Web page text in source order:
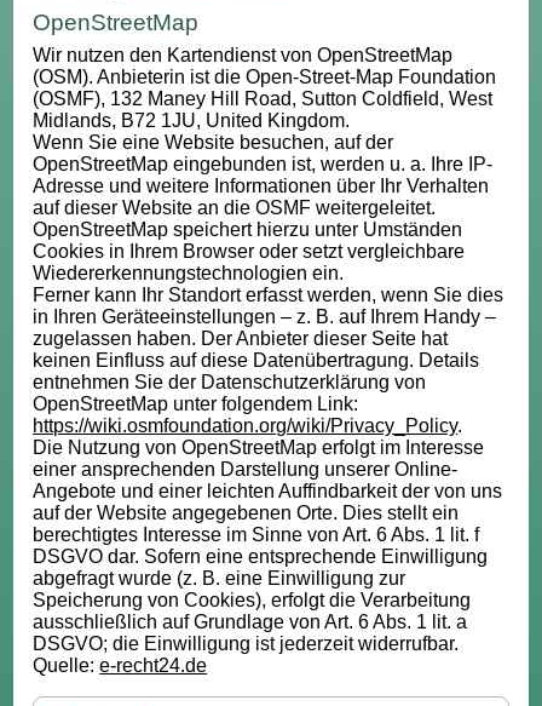
OpenStreetMap
Wir nutzen den Kartendienst von OpenStreetMap
(OSM). Anbieterin ist die Open-Street-Map Foundation
(OSMF), 132 Maney Hill Road, Sutton Coldfield, West
Midlands, B72 1JU, United Kingdom.
Wenn Sie eine Website besuchen, auf der
OpenStreetMap eingebunden ist, werden u. a. Ihre IP-
Adresse und weitere Informationen über Ihr Verhalten
auf dieser Website an die OSMF weitergeleitet.
OpenStreetMap speichert hierzu unter Umständen
Cookies in Ihrem Browser oder setzt vergleichbare
Wiedererkennungstechnologien ein.
Ferner kann Ihr Standort erfasst werden, wenn Sie dies
in Ihren Geräteeinstellungen – z. B. auf Ihrem Handy –
zugelassen haben. Der Anbieter dieser Seite hat
keinen Einfluss auf diese Datenübertragung. Details
entnehmen Sie der Datenschutzerklärung von
OpenStreetMap unter folgendem Link:
https://wiki.osmfoundation.org/wiki/Privacy_Policy.
Die Nutzung von OpenStreetMap erfolgt im Interesse
einer ansprechenden Darstellung unserer Online-
Angebote und einer leichten Auffindbarkeit der von uns
auf der Website angegebenen Orte. Dies stellt ein
berechtigtes Interesse im Sinne von Art. 6 Abs. 1 lit. f
DSGVO dar. Sofern eine entsprechende Einwilligung
abgefragt wurde (z. B. eine Einwilligung zur
Speicherung von Cookies), erfolgt die Verarbeitung
ausschließlich auf Grundlage von Art. 6 Abs. 1 lit. a
DSGVO; die Einwilligung ist jederzeit widerrufbar.
Quelle:e-recht24.de